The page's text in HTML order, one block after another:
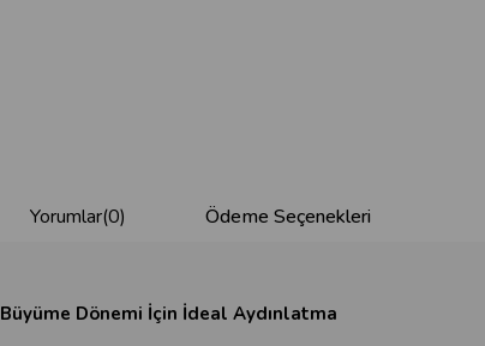
Yorumlar(0) Ödeme Seçenekleri
Büyüme Dönemi İçin İdeal Aydınlatma